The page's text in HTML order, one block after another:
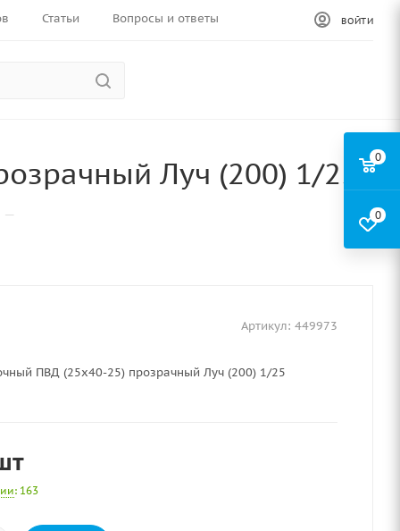
Статьи Вопросы и ответы ВОЙТИ
Луч (200) 1/25
—
Артикул: 449973
ПВД (25х40-25) прозрачный Луч (200) 1/25
: 163
0
0